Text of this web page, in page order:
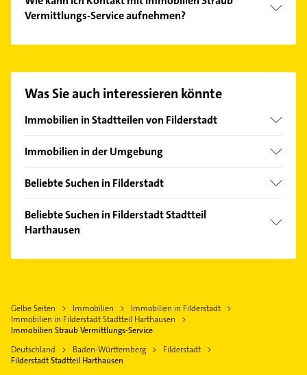
Vermittlungs-Service aufnehmen?
Hier finden Sie alleKontaktdaten
Was Sie auch interessieren könnte
Immobilien in Stadtteilen von Filderstadt
Bernhausen
Plattenhardt
Immobilien in der Umgebung
Aichtal
Nürtingen
Leinfelden-Echterdingen
Wendlingen am Neckar
Pliezhausen
Esslingen am Neckar
Beliebte Suchen in Filderstadt
Bestatter
Maler
Kanalreinigung
Steuerberater
Heizung & Sanitär
Beliebte Suchen in Filderstadt Stadtteil
Harthausen
Heizung & Sanitär
Lüftungsanlagen
Heizungsbauer
Gelbe Seiten Immobilien
Immobilien in Filderstadt
Immobilien in Filderstadt Stadtteil Harthausen
Immobilien Straub Vermittlungs-Service
Deutschland
Baden-Württemberg
Filderstadt
Filderstadt Stadtteil Harthausen